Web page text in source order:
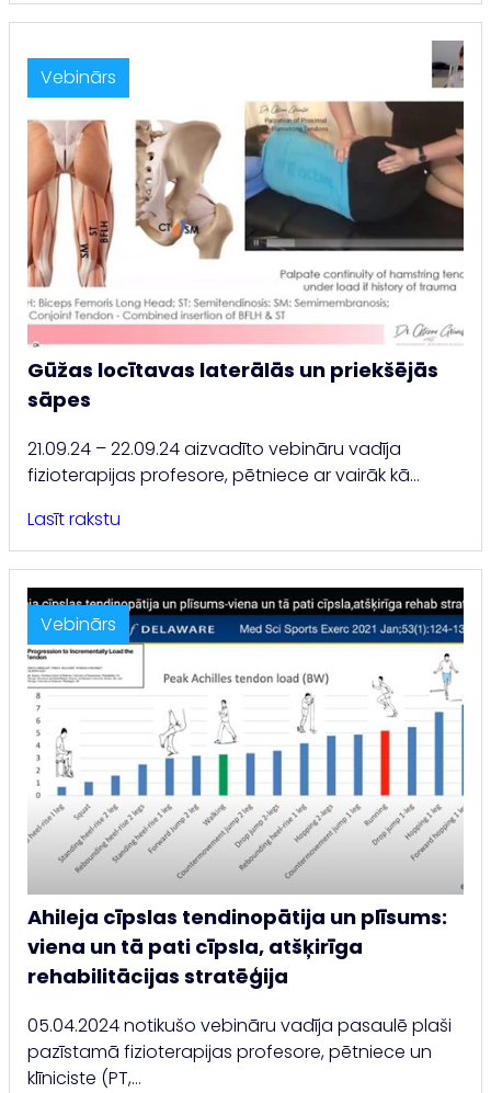
Vebinārs
Gūžas locītavas laterālās un priekšējās
sāpes
21.09.24 – 22.09.24 aizvadīto vebināru vadīja
fizioterapijas profesore, pētniece ar vairāk kā…
Lasīt rakstu
Vebinārs
Ahileja cīpslas tendinopātija un plīsums:
viena un tā pati cīpsla, atšķirīga
rehabilitācijas stratēģija
05.04.2024 notikušo vebināru vadīja pasaulē plaši
pazīstamā fizioterapijas profesore, pētniece un
klīniciste (PT,…